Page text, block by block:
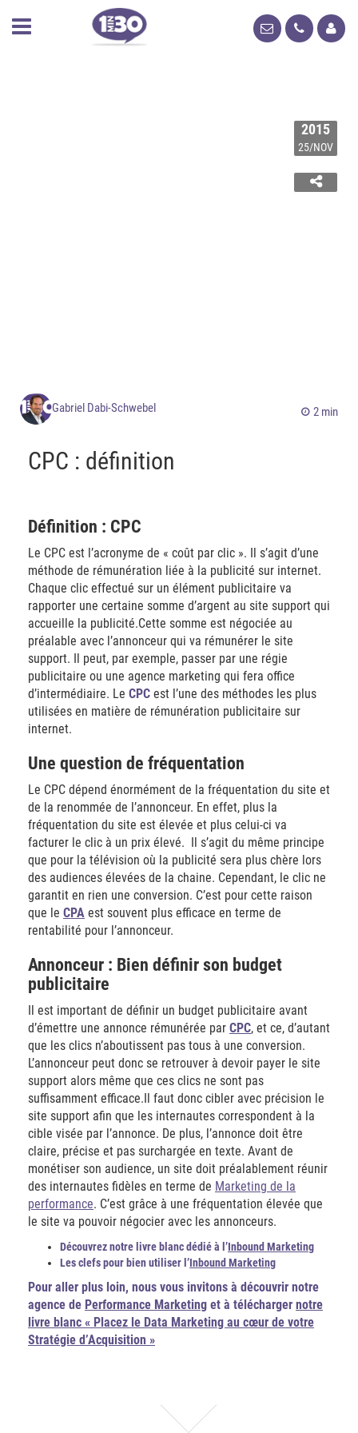
2015
25/NOV
Gabriel Dabi-Schwebel 2 min
CPC : définition
Définition : CPC
Le CPC est l’acronyme de « coût par clic ». Il s’agit d’une
méthode de rémunération liée à la publicité sur internet.
Chaque clic effectué sur un élément publicitaire va
rapporter une certaine somme d’argent au site support qui
accueille la publicité.Cette somme est négociée au
préalable avec l’annonceur qui va rémunérer le site
support. Il peut, par exemple, passer par une régie
publicitaire ou une agence marketing qui fera office
d’intermédiaire. Le CPC est l’une des méthodes les plus
utilisées en matière de rémunération publicitaire sur
internet.
Une question de fréquentation
Le CPC dépend énormément de la fréquentation du site et
de la renommée de l’annonceur. En effet, plus la
fréquentation du site est élevée et plus celui-ci va
facturer le clic à un prix élevé. Il s’agit du même principe
que pour la télévision où la publicité sera plus chère lors
des audiences élevées de la chaine. Cependant, le clic ne
garantit en rien une conversion. C’est pour cette raison
que le CPA est souvent plus efficace en terme de
rentabilité pour l’annonceur.
Annonceur : Bien définir son budget
publicitaire
Il est important de définir un budget publicitaire avant
d’émettre une annonce rémunérée par CPC, et ce, d’autant
que les clics n’aboutissent pas tous à une conversion.
L’annonceur peut donc se retrouver à devoir payer le site
support alors même que ces clics ne sont pas
suffisamment efficace.Il faut donc cibler avec précision le
site support afin que les internautes correspondent à la
cible visée par l’annonce. De plus, l’annonce doit être
claire, précise et pas surchargée en texte. Avant de
monétiser son audience, un site doit préalablement réunir
des internautes fidèles en terme de Marketing de la
performance. C’est grâce à une fréquentation élevée que
le site va pouvoir négocier avec les annonceurs.
Découvrez notre livre blanc dédié à l’Inbound Marketing
Les clefs pour bien utiliser l’Inbound Marketing
Pour aller plus loin, nous vous invitons à découvrir notre
agence de Performance Marketing et à télécharger notre
livre blanc « Placez le Data Marketing au cœur de votre
Stratégie d’Acquisition »